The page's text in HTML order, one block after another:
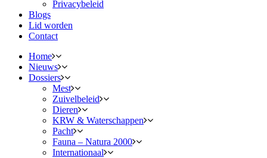
Privacybeleid
Blogs
Lid worden
Contact
Home
Nieuws
Dossiers
Mest
Zuivelbeleid
Dieren
KRW & Waterschappen
Pacht
Fauna – Natura 2000
Internationaal